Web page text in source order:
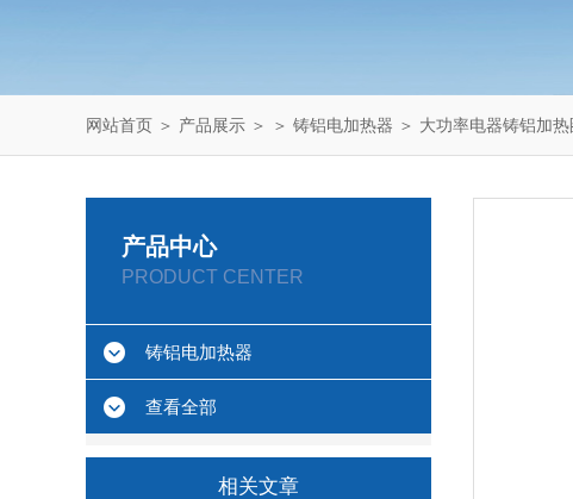
网站首页 ＞ 产品展示 ＞ ＞ 铸铝电加热器 ＞ 大功率电器铸铝加热
产品中心
PRODUCT CENTER
铸铝电加热器
查看全部
相关文章